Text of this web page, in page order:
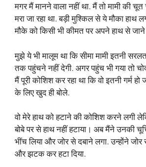
मगर मैं मानने वाला नहीं था. मैं तो मामी की
मरा जा रहा था. बड़ी मुश्किल से ये मौका हाथ
मौके को किसी भी कीमत पर अपने हाथ से
मुझे ये भी मालूम था कि सीमा मामी इतनी
तक पहुंचने नहीं देगी. अगर पहुंच भी गया तो
मैं पूरी कोशिश कर रहा था कि वो इतनी गर्म
के लिए खुद ही बोले.
वो मेरे हाथ को हटाने की कोशिश करने लगी
बोबे पर से हाथ नहीं हटाया। अब मैंने उनकी
भींच लिया और जोर से दबाने लगा. उन्होंने जोर
और झटक कर हटा दिया.